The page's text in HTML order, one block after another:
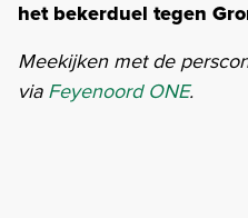
het bekerduel tegen
Meekijken met de
viaFeyenoord ONE.